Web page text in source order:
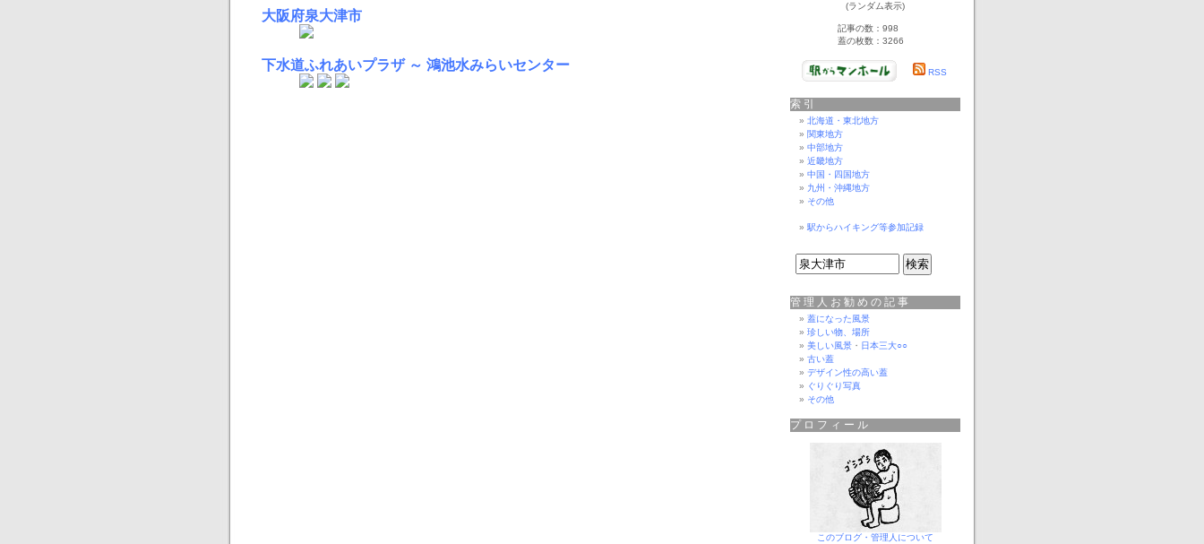
大阪府泉大津市
下水道ふれあいプラザ ～ 鴻池水みらいセンター
(ランダム表示)
記事の数：998
蓋の枚数：3266
RSS
索引
北海道・東北地方
関東地方
中部地方
近畿地方
中国・四国地方
九州・沖縄地方
その他
駅からハイキング等参加記録
管理人お勧めの記事
蓋になった風景
珍しい物、場所
美しい風景 ・ 日本三大○○
古い蓋
デザイン性の高い蓋
ぐりぐり写真
その他
プロフィール
このブログ・管理人について